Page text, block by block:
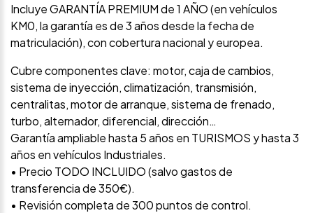
Incluye GARANTÍA PREMIUM de 1 AÑO (en vehículos
KM0, la garantía es de 3 años desde la fecha de
matriculación), con cobertura nacional y europea.
Cubre componentes clave: motor, caja de cambios,
sistema de inyección, climatización, transmisión,
centralitas, motor de arranque, sistema de frenado,
turbo, alternador, diferencial, dirección…
Garantía ampliable hasta 5 años en TURISMOS y hasta 3
años en vehículos Industriales.
• Precio TODO INCLUIDO (salvo gastos de
transferencia de 350€).
• Revisión completa de 300 puntos de control.